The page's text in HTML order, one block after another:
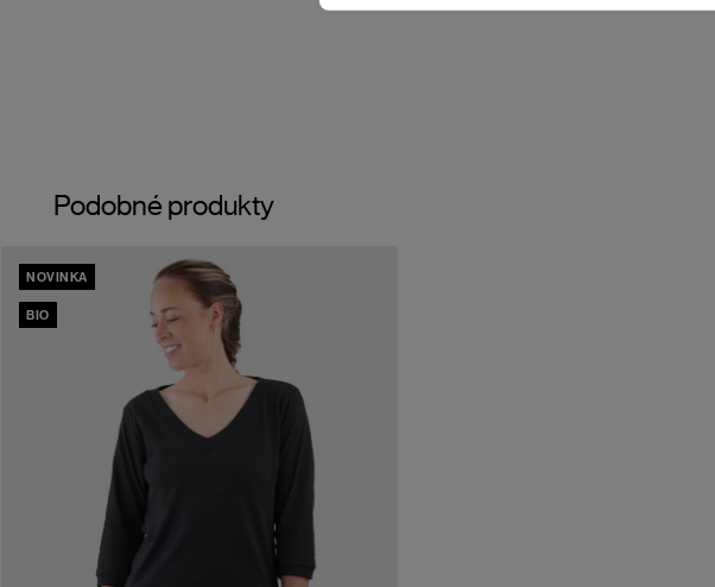
Podobné produkty
NOVINKA
BIO